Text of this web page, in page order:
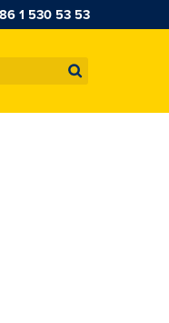
1 530 53 53